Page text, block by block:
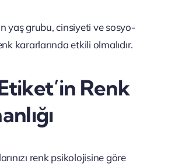
yaş grubu, cinsiyeti ve sosyo-
kararlarında etkili olmalıdır.
Renk
renk psikolojisine göre